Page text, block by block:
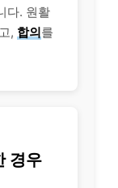
다. 원활
, 합의를
경우